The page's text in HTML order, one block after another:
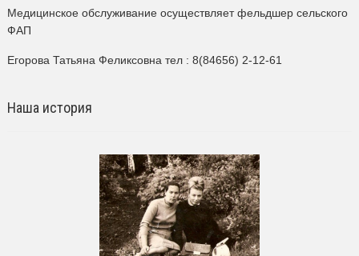
Медицинское обслуживание осуществляет фельдшер сельского
ФАП
Егорова Татьяна Феликсовна тел : 8(84656) 2-12-61
Наша история